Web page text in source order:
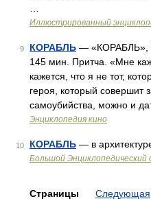
Иллюстрированный
9 КОРАБЛЬ — «КОРАБЛЬ»,
145 мин. Притча. «Мне
кажется, что я не тот,
героя, который совершит
самоубийства, можно и
Энциклопедия кино
10 КОРАБЛЬ — в
Большой Энциклопедический
Страницы Следующая